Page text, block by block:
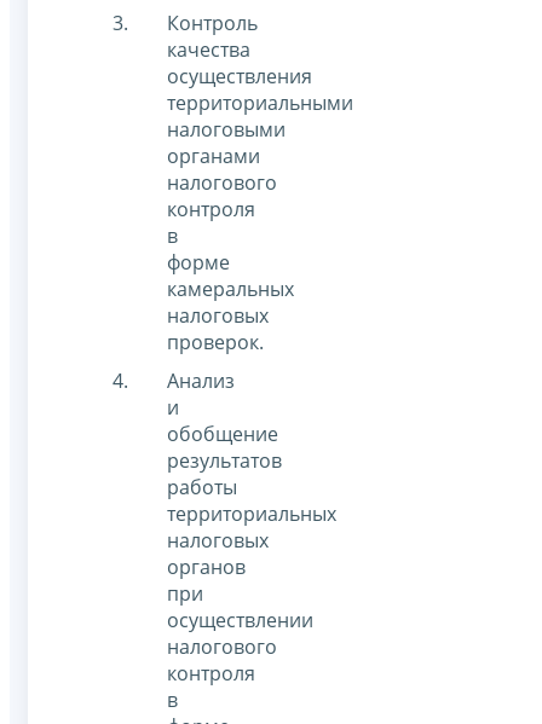
Контроль
качества
осуществления
территориальными
налоговыми
органами
налогового
контроля
в
форме
камеральных
налоговых
проверок.
Анализ
и
обобщение
результатов
работы
территориальных
налоговых
органов
при
осуществлении
налогового
контроля
в